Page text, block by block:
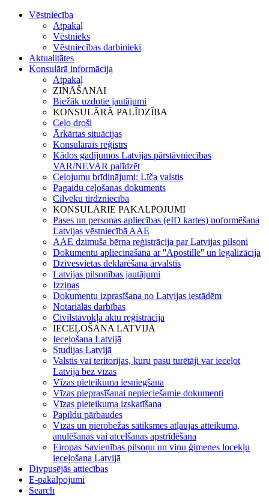
Vēstniecība
Atpakaļ
Vēstnieks
Vēstniecības darbinieki
Aktualitātes
Konsulārā informācija
Atpakaļ
ZINĀŠANAI
Biežāk uzdotie jautājumi
KONSULĀRĀ PALĪDZĪBA
Ceļo droši
Ārkārtas situācijas
Konsulārais reģistrs
Kādos gadījumos Latvijas pārstāvniecības
VAR/NEVAR palīdzēt
Ceļojumu brīdinājumi: Līča valstis
Pagaidu ceļošanas dokuments
Cilvēku tirdzniecība
KONSULĀRIE PAKALPOJUMI
Pases un personas apliecības (eID kartes) noformēšana
Latvijas vēstniecībā AAE
AAE dzimuša bērna reģistrācija par Latvijas pilsoni
Dokumentu apliecināšana ar ''Apostille'' un legalizācija
Dzīvesvietas deklarēšana ārvalstīs
Latvijas pilsonības jautājumi
Izziņas
Dokumentu izprasīšana no Latvijas iestādēm
Notariālās darbības
Civilstāvokļa aktu reģistrācija
IECEĻOŠANA LATVIJĀ
Ieceļošana Latvijā
Studijas Latvijā
Valstis vai teritorijas, kuru pasu turētāji var ieceļot
Latvijā bez vīzas
Vīzas pieteikuma iesniegšana
Vīzas pieprasīšanai nepieciešamie dokumenti
Vīzas pieteikuma izskatīšana
Papildu pārbaudes
Vīzas un pierobežas satiksmes atļaujas atteikuma,
anulēšanas vai atcelšanas apstrīdēšana
Eiropas Savienības pilsoņu un viņu ģimenes locekļu
ieceļošana Latvijā
Divpusējās attiecības
E-pakalpojumi
Search